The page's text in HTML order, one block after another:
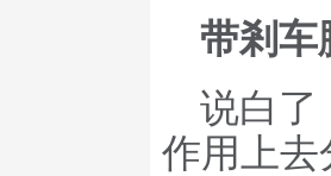
带剎车
说白了
作用上去